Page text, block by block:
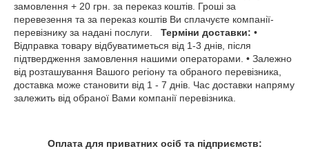
замовлення + 20 грн. за переказ коштів. Гроші за
перевезення та за переказ коштів Ви сплачуєте компанії-
перевізнику за надані послуги.
Терміни доставки: •
Відправка товару відбуватиметься від 1-3 днів, після
підтвердження замовлення нашими операторами. • Залежно
від розташування Вашого регіону та обраного перевізника,
доставка може становити від 1 - 7 днів. Час доставки напряму
залежить від обраної Вами компанії перевізника.
Оплата для приватних осіб та підприємств: